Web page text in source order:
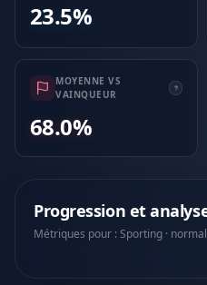
23.5%
MOYENNE VS
VAINQUEUR
68.0%
Progression et
Métriques pour : Sporting ·